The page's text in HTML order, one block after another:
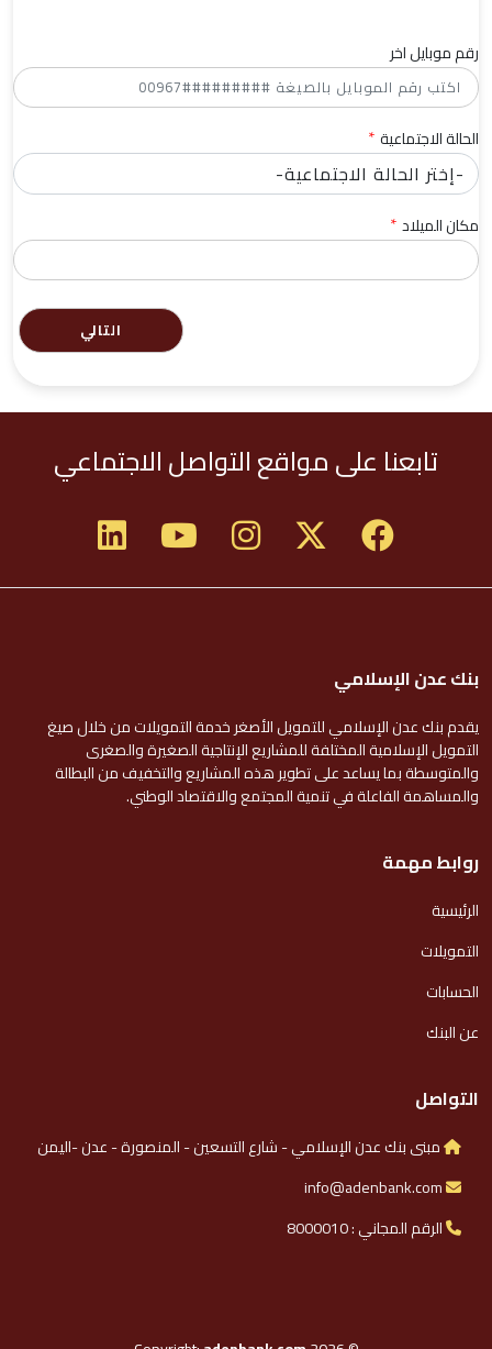
رقم موبايل اخر
الحالة الاجتماعية*
مكان الميلاد*
تابعنا على مواقع التواصل الاجتماعي
بنك عدن الإسلامي
يقدم بنك عدن الإسلامي للتمويل الأصغر خدمة التمويلات من خلال صيغ
التمويل الإسلامية المختلفة للمشاريع الإنتاجية الصغيرة والصغرى
والمتوسطة بما يساعد على تطوير هذه المشاريع والتخفيف من البطالة
والمساهمة الفاعلة في تنمية المجتمع والاقتصاد الوطني.
روابط مهمة
الرئيسية
التمويلات
الحسابات
عن البنك
التواصل
مبنى بنك عدن الإسلامي - شارع التسعين - المنصورة - عدن -اليمن
الرقم المجاني : 8000010